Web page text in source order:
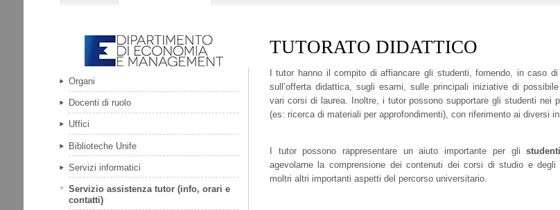
TUTORATO DIDATTICO
I tutor hanno il compito di affiancare gli studenti, fornendo, in caso di
sull’offerta didattica, sugli esami, sulle principali iniziative di
vari corsi di laurea. Inoltre, i tutor possono supportare gli studenti nei
(es: ricerca di materiali per approfondimenti), con riferimento ai diversi
I tutor possono rappresentare un aiuto importante per gli
agevolarne la comprensione dei contenuti dei corsi di studio e degli
moltri altri importanti aspetti del percorso universitario.
Organi
Docenti di ruolo
Uffici
Biblioteche Unife
Servizi informatici
Servizio assistenza tutor (info, orari e
contatti)